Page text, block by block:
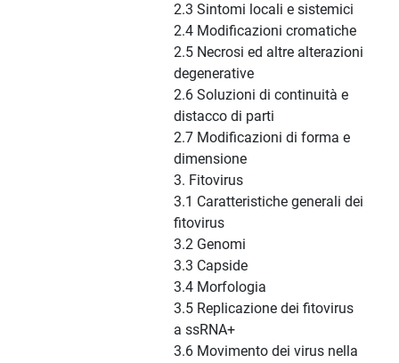
2.3 Sintomi locali e sistemici
2.4 Modificazioni cromatiche
2.5 Necrosi ed altre alterazioni
degenerative
2.6 Soluzioni di continuità e
distacco di parti
2.7 Modificazioni di forma e
dimensione
3. Fitovirus
3.1 Caratteristiche generali dei
fitovirus
3.2 Genomi
3.3 Capside
3.4 Morfologia
3.5 Replicazione dei fitovirus
a ssRNA+
3.6 Movimento dei virus nella